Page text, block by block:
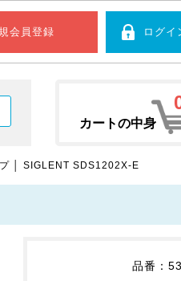
会員登録 ログイ
カートの中身
│ SIGLENT SDS1202X-E
品番：